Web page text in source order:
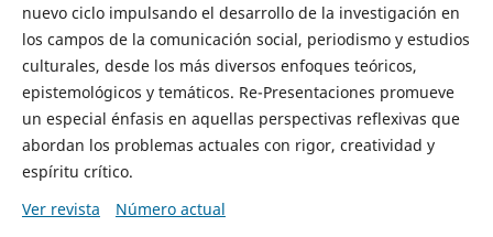
nuevo ciclo impulsando el desarrollo de la investigación en
los campos de la comunicación social, periodismo y estudios
culturales, desde los más diversos enfoques teóricos,
epistemológicos y temáticos. Re-Presentaciones promueve
un especial énfasis en aquellas perspectivas reflexivas que
abordan los problemas actuales con rigor, creatividad y
espíritu crítico.
Ver revista
Número actual